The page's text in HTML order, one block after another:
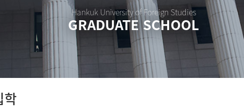
연락처
가
입시 공지사항
학부-대학원 연계과정
석·박사 통합 학위과정
박사후 연구과정
수업
학적
장학
외국어시험
종합시험
제 규정
양식함
논문지도
학위논
연구윤
연구윤
연구윤
Hankuk University of Foreign Studies
GRADUATE SCHOOL
학